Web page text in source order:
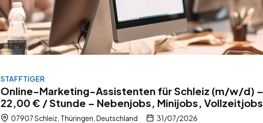
STAFFTIGER
Online-Marketing-Assistenten für Schleiz (m/w/d) –
22,00 € / Stunde – Nebenjobs, Minijobs, Vollzeitjobs
07907 Schleiz, Thüringen, Deutschland 31/07/2026